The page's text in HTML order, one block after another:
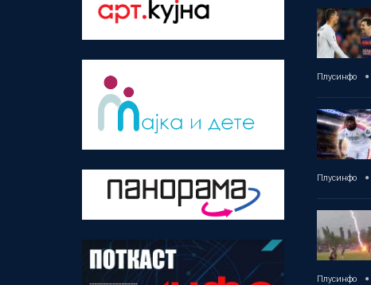
Плусинфо
Плусинфо
Плусинфо